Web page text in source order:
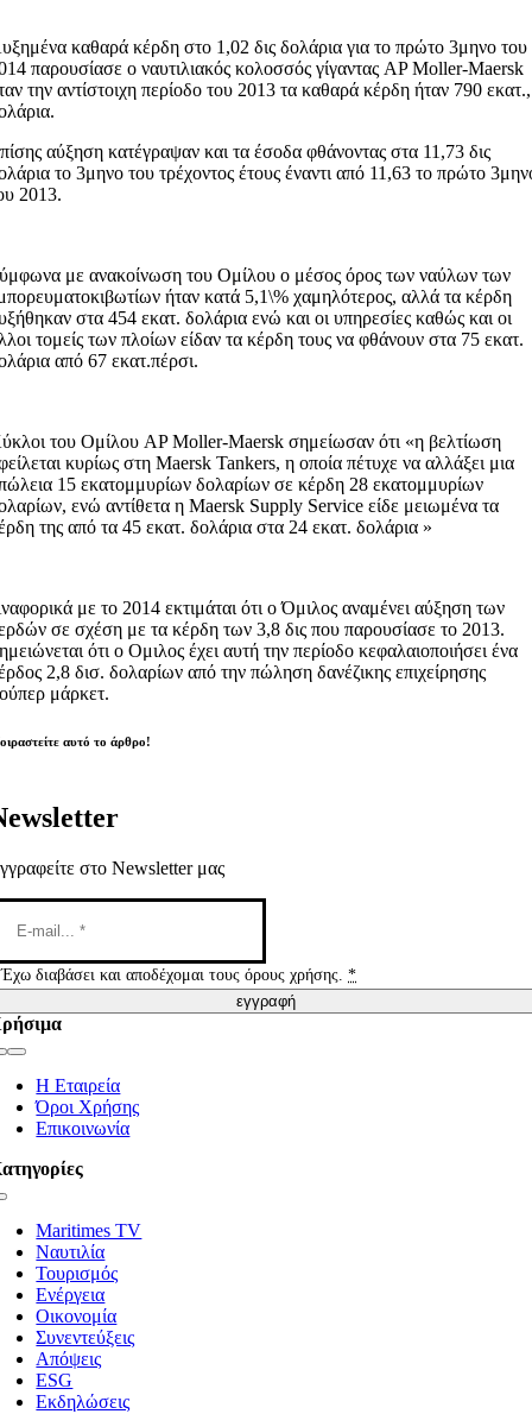
καθαρά κέρδη στο 1,02 δις δολάρια για το πρώτο 3μηνο του
παρουσίασε ο ναυτιλιακός κολοσσός γίγαντας AP Moller-Maersk
την αντίστοιχη περίοδο του 2013 τα καθαρά κέρδη ήταν 790 εκατ.,
αύξηση κατέγραψαν και τα έσοδα φθάνοντας στα 11,73 δις
το 3μηνο του τρέχοντος έτους έναντι από 11,63 το πρώτο
2013.
με ανακοίνωση του Ομίλου ο μέσος όρος των ναύλων των
ήταν κατά 5,1\% χαμηλότερος, αλλά τα κέρδη
στα 454 εκατ. δολάρια ενώ και οι υπηρεσίες καθώς και οι
τομείς των πλοίων είδαν τα κέρδη τους να φθάνουν στα 75 εκατ.
από 67 εκατ.πέρσι.
του Ομίλου AP Moller-Maersk σημείωσαν ότι «η βελτίωση
κυρίως στη Maersk Tankers, η οποία πέτυχε να αλλάξει μια
15 εκατομμυρίων δολαρίων σε κέρδη 28 εκατομμυρίων
ενώ αντίθετα η Maersk Supply Service είδε μειωμένα τα
της από τα 45 εκατ. δολάρια στα 24 εκατ. δολάρια »
με το 2014 εκτιμάται ότι ο Όμιλος αναμένει αύξηση των
σε σχέση με τα κέρδη των 3,8 δις που παρουσίασε το 2013.
ότι ο Ομιλος έχει αυτή την περίοδο κεφαλαιοποιήσει ένα
2,8 δισ. δολαρίων από την πώληση δανέζικης επιχείρησης
μάρκετ.
αυτό το άρθρο!
στο Newsletter μας
Έχω διαβάσει και αποδέχομαι τους όρους χρήσης.*
εγγραφή
Η Εταιρεία
Όροι Χρήσης
Επικοινωνία
Maritimes TV
Ναυτιλία
Τουρισμός
Ενέργεια
Οικονομία
Συνεντεύξεις
Απόψεις
ESG
Εκδηλώσεις